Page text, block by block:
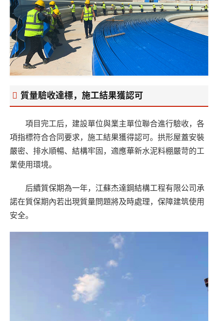
質量驗收達標，施工結果獲認可
項目完工后，建設單位與業主單位聯合進行驗收，各
項指標符合合同要求，施工結果獲得認可。拱形屋蓋安裝
嚴密、排水順暢、結構牢固，適應華新水泥料棚嚴苛的工
業使用環境。
后續質保期為一年，江蘇杰達鋼結構工程有限公司承
諾在質保期內若出現質量問題將及時處理，保障建筑使用
安全。